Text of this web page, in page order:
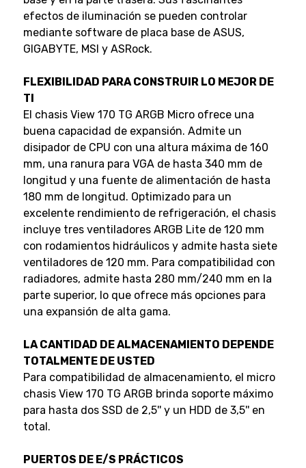
efectos de iluminación se pueden controlar
mediante software de placa base de ASUS,
GIGABYTE, MSI y ASRock.
FLEXIBILIDAD PARA CONSTRUIR LO MEJOR DE
TI
El chasis View 170 TG ARGB Micro ofrece una
buena capacidad de expansión. Admite un
disipador de CPU con una altura máxima de 160
mm, una ranura para VGA de hasta 340 mm de
longitud y una fuente de alimentación de hasta
180 mm de longitud. Optimizado para un
excelente rendimiento de refrigeración, el chasis
incluye tres ventiladores ARGB Lite de 120 mm
con rodamientos hidráulicos y admite hasta siete
ventiladores de 120 mm. Para compatibilidad con
radiadores, admite hasta 280 mm/240 mm en la
parte superior, lo que ofrece más opciones para
una expansión de alta gama.
LA CANTIDAD DE ALMACENAMIENTO DEPENDE
TOTALMENTE DE USTED
Para compatibilidad de almacenamiento, el micro
chasis View 170 TG ARGB brinda soporte máximo
para hasta dos SSD de 2,5'' y un HDD de 3,5'' en
total.
PUERTOS DE E/S PRÁCTICOS